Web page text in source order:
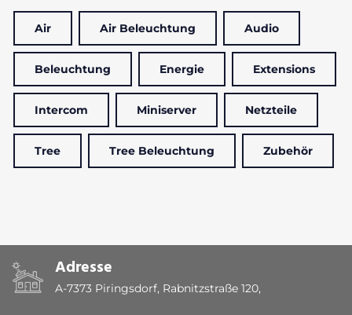
Air Air Beleuchtung Audio
Beleuchtung Energie Extensions
Intercom Miniserver Netzteile
Tree Tree Beleuchtung Zubehör
Adresse
A-7373 Piringsdorf, Rabnitzstraße 120,